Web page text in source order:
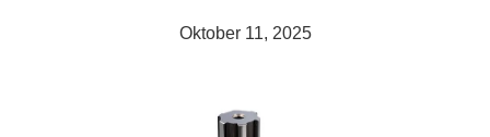
Oktober 11, 2025